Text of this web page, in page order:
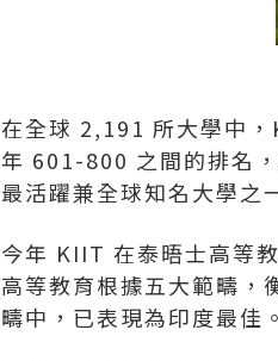
在全球 2,191 所大學中
年 601-800 之間的排名
最活躍兼全球知名大學之
今年 KIIT 在泰晤士高等
高等教育根據五大範疇，
疇中，已表現為印度最佳。